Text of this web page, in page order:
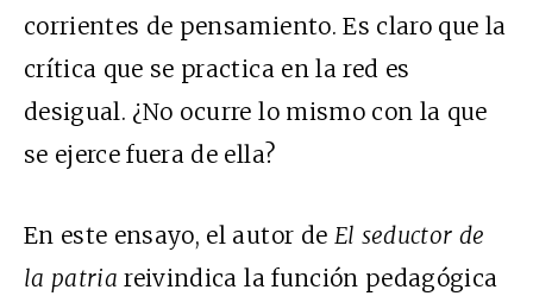
corrientes de pensamiento. Es claro que la
crítica que se practica en la red es
desigual. ¿No ocurre lo mismo con la que
se ejerce fuera de ella?
En este ensayo, el autor de El seductor de
la patria reivindica la función pedagógica